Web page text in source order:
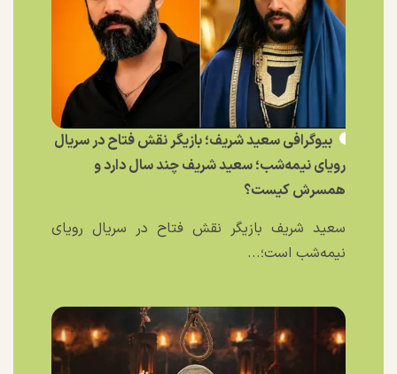
بیوگرافی سعید شریف؛ بازیگر نقش فتاح در سریال
رویای نیمه‌شب؛ سعید شریف چند سال دارد و
همسرش کیست؟
سعید شریف بازیگر نقش فتاح در سریال رویای
نیمه‌شب است؛...